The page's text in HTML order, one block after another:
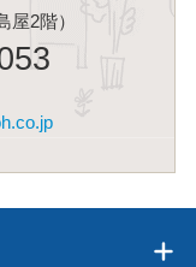
2階）